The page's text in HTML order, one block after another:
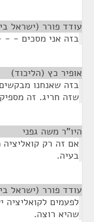
עודד פורר (ישראל
בזה אני מסכים - -
אופיר כץ (הליכוד)
בזה שאנחנו
שזה חריג. זה
היו"ר משה גפני
אם זה רק
בעיה.
עודד פורר (ישראל
לפעמים
שהיא רוצה.